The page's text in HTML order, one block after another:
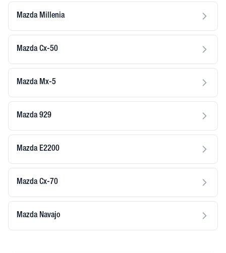
Mazda Millenia
Mazda Cx-50
Mazda Mx-5
Mazda 929
Mazda E2200
Mazda Cx-70
Mazda Navajo